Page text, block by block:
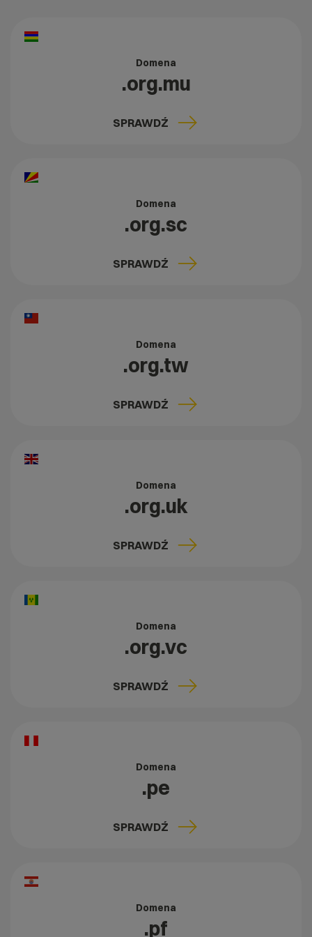
Domena
.org.mu
SPRAWDŹ
Domena
.org.sc
SPRAWDŹ
Domena
.org.tw
SPRAWDŹ
Domena
.org.uk
SPRAWDŹ
Domena
.org.vc
SPRAWDŹ
Domena
.pe
SPRAWDŹ
Domena
.pf